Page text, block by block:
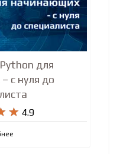
для
с нуля до

 4.9